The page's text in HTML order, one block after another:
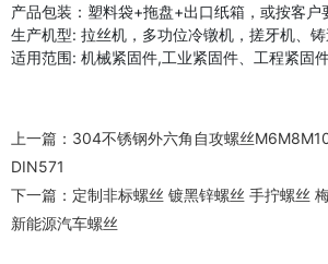
产品包装：塑料袋+拖盘+出口纸箱，或按客户
生产机型: 拉丝机，多功位冷镦机，搓牙机、
适用范围: 机械紧固件,工业紧固件、工程紧固
上一篇： 304不锈钢外六角自攻螺丝
DIN571
下一篇： 定制非标螺丝 镀黑锌螺丝 手拧螺丝
新能源汽车螺丝